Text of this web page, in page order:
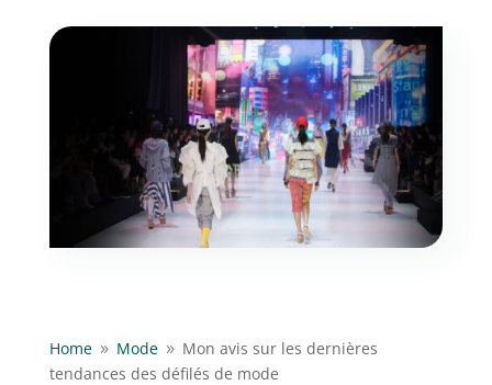
Home 9 Mode 9 Mon avis sur les dernières
tendances des défilés de mode